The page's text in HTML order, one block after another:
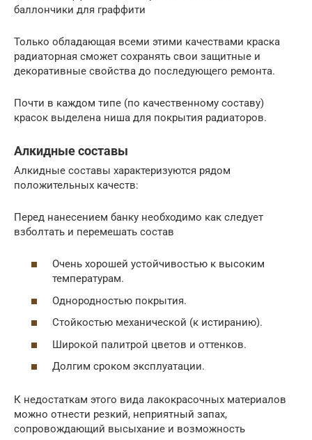
баллончики для граффити
Только обладающая всеми этими качествами краска
радиаторная сможет сохранять свои защитные и
декоративные свойства до последующего ремонта.
Почти в каждом типе (по качественному составу)
красок выделена ниша для покрытия радиаторов.
Алкидные составы
Алкидные составы характеризуются рядом
положительных качеств:
Перед нанесением банку необходимо как следует
взболтать и перемешать состав
Очень хорошей устойчивостью к высоким
температурам.
Однородностью покрытия.
Стойкостью механической (к истиранию).
Широкой палитрой цветов и оттенков.
Долгим сроком эксплуатации.
К недостаткам этого вида лакокрасочных материалов
можно отнести резкий, неприятный запах,
сопровождающий высыхание и возможность